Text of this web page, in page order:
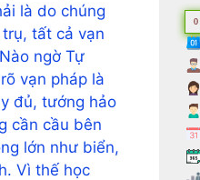
là do chúng
tất cả vạn
ngờ Tự
vạn pháp là
đủ, tướng hảo
cần cầu bên
lớn như biển,
Vì thế học
0